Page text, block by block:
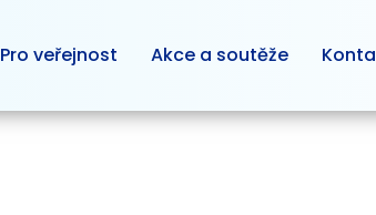
Pro veřejnost Akce a soutěže